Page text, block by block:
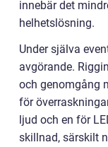
innebär det
helhetslösning.
Under själva
avgörande.
och genomgång
för
ljud och en för
skillnad, särskilt